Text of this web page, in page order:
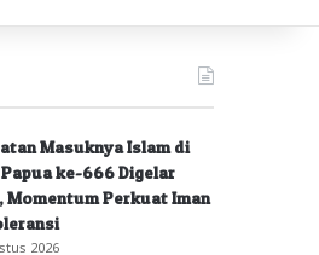
Masuknya Islam di
ke-666 Digelar
Momentum Perkuat Iman
2026